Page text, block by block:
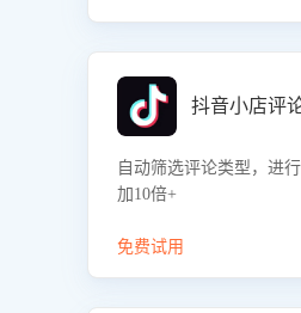
抖音小店评
自动筛选评论类型，进
加10倍+
免费试用